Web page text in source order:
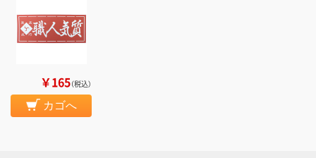
￥165（税込）
カゴへ